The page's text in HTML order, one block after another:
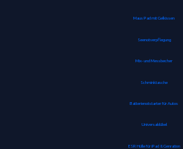
Maus Pad mit Gelkissen
Seenotverpflegung
Mix- und Messbecher
Schminktasche
Batterienotstarter für Autos
Universaldübel
ESR Hülle für iPad 8. Genration